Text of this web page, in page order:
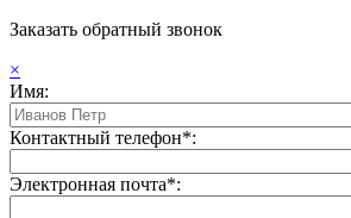
Заказать обратный звонок
×
Имя:
Контактный телефон*:
Электронная почта*: